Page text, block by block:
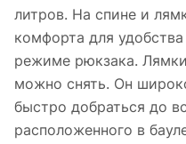
литров. На спине и
комфорта для
режиме рюкзака.
можно снять. Он
быстро добраться до
расположенного в